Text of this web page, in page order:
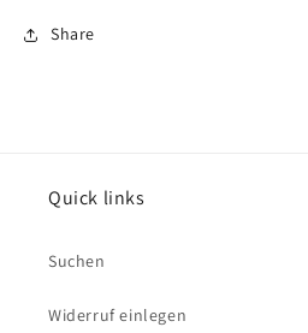
Share
Quick links
Suchen
Widerruf einlegen